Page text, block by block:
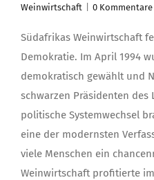
Weinwirtschaft
0 Kommentare
Südafrikas Weinwirtschaft
Demokratie. Im April 1994
demokratisch gewählt und
schwarzen Präsidenten des
politische Systemwechsel
eine der modernsten
viele Menschen ein
Weinwirtschaft profitierte